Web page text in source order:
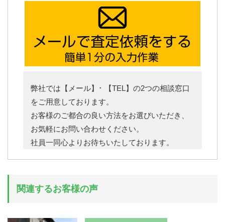
弊社では【メール】･ 【TEL】の2つの相談窓口
をご用意しております。
お客様のご都合の良い方法をお選びいただき、
お気軽にお問い合わせください。
社員一同心よりお待ちいたしております。
関連するお客様の声